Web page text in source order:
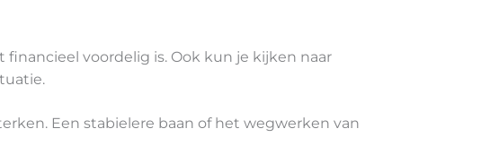
voordelig is. Ook kun je kijken naar
Een stabielere baan of het wegwerken van